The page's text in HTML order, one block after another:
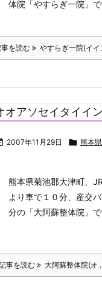
体院「やすらぎ一院」で
を読む やすらぎ一院(イイ
オアソセイタイイ
2007年11月29日  熊本
熊本県菊池郡大津町、
より車で１０分、産交
分の「大阿蘇整体院」で
事を読む 大阿蘇整体院(オ